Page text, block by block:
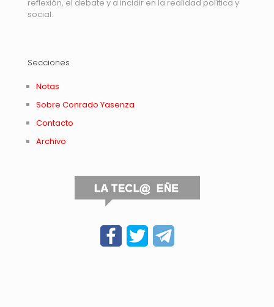
reflexión, el debate y a incidir en la realidad política y
social.
Secciones
Notas
Sobre Conrado Yasenza
Contacto
Archivo